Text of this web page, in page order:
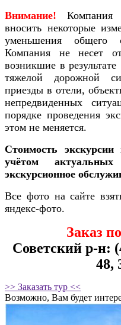
Внимание! Компания
вносить некоторые
уменьшения общего
Компания не несет
возникшие в
тяжелой дорожной
приезды в отели,
непредвиденных
порядке проведения
этом не меняется.
Стоимость
учётом
экскурсионное
Все фото на сайте
яндекс-фото.
Заказ
Советский р-н:
48,
>> Заказать тур <<
Возможно, Вам будет